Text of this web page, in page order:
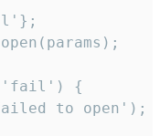
'fail') {
to open');